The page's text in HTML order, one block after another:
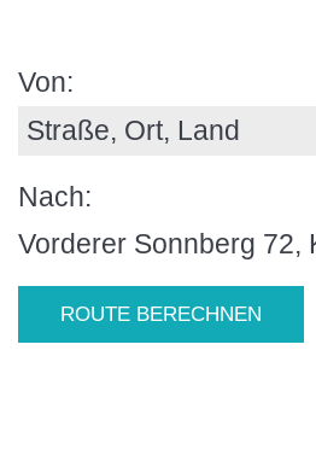
Von:
Nach:
Vorderer Sonnberg 72,